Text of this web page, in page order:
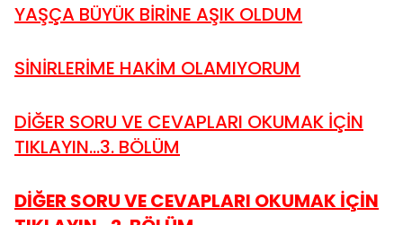
YAŞÇA BÜYÜK BİRİNE AŞIK OLDUM
SİNİRLERİME HAKİM OLAMIYORUM
DİĞER SORU VE CEVAPLARI OKUMAK İÇİN
TIKLAYIN...3. BÖLÜM
DİĞER SORU VE CEVAPLARI OKUMAK İÇİN